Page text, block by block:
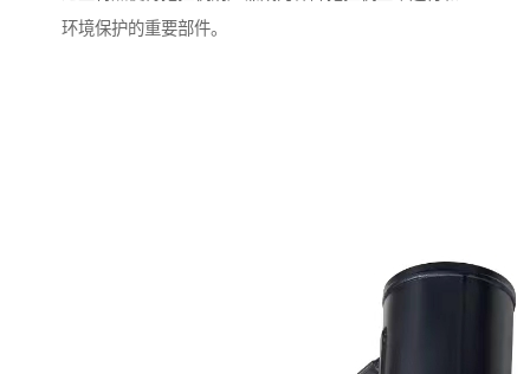
环境保护的重要部件。